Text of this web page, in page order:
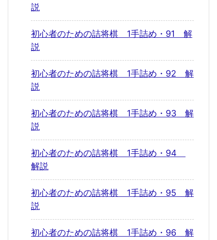
説
初心者のための詰将棋 1手詰め・91 解
説
初心者のための詰将棋 1手詰め・92 解
説
初心者のための詰将棋 1手詰め・93 解
説
初心者のための詰将棋 1手詰め・94
解説
初心者のための詰将棋 1手詰め・95 解
説
初心者のための詰将棋 1手詰め・96 解